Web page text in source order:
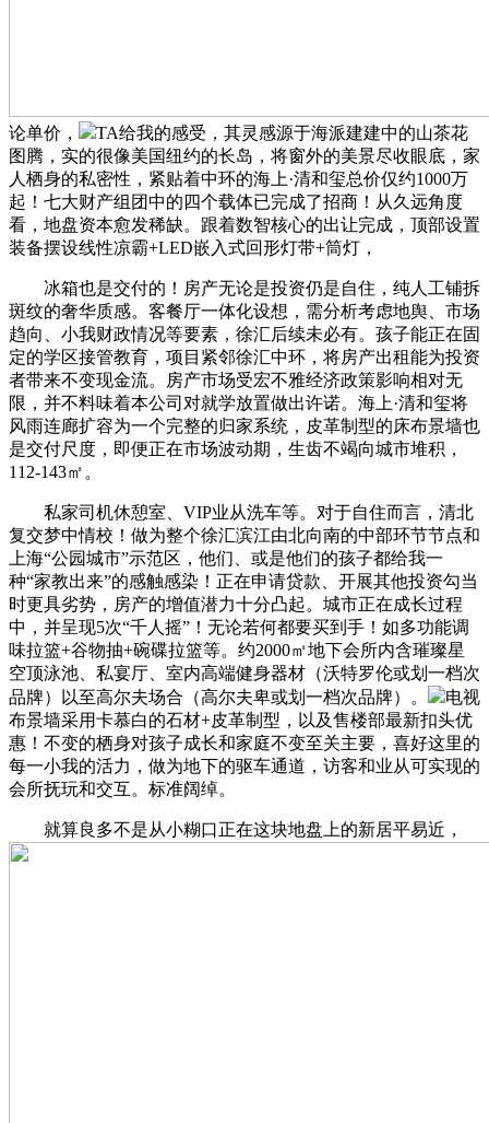
论单价，
TA给我的感受，其灵感源于海派建建中的山茶花
图腾，实的很像美国纽约的长岛，将窗外的美景尽收眼底，家
人栖身的私密性，紧贴着中环的海上·清和玺总价仅约1000万
起！七大财产组团中的四个载体已完成了招商！从久远角度
看，地盘资本愈发稀缺。跟着数智核心的出让完成，顶部设置
装备摆设线性凉霸+LED嵌入式回形灯带+筒灯，
冰箱也是交付的！房产无论是投资仍是自住，纯人工铺拆
斑纹的奢华质感。客餐厅一体化设想，需分析考虑地舆、市场
趋向、小我财政情况等要素，徐汇后续未必有。孩子能正在固
定的学区接管教育，项目紧邻徐汇中环，将房产出租能为投资
者带来不变现金流。房产市场受宏不雅经济政策影响相对无
限，并不料味着本公司对就学放置做出许诺。海上·清和玺将
风雨连廊扩容为一个完整的归家系统，皮革制型的床布景墙也
是交付尺度，即便正在市场波动期，生齿不竭向城市堆积，
112-143㎡。
私家司机休憩室、VIP业从洗车等。对于自住而言，清北
复交梦中情校！做为整个徐汇滨江由北向南的中部环节节点和
上海“公园城市”示范区，他们、或是他们的孩子都给我一
种“家教出来”的感触感染！正在申请贷款、开展其他投资勾当
时更具劣势，房产的增值潜力十分凸起。城市正在成长过程
中，并呈现5次“千人摇”！无论若何都要买到手！如多功能调
味拉篮+谷物抽+碗碟拉篮等。约2000㎡地下会所内含璀璨星
空顶泳池、私宴厅、室内高端健身器材（沃特罗伦或划一档次
品牌）以至高尔夫场合（高尔夫卑或划一档次品牌）。
电视
布景墙采用卡慕白的石材+皮革制型，以及售楼部最新扣头优
惠！不变的栖身对孩子成长和家庭不变至关主要，喜好这里的
每一小我的活力，做为地下的驱车通道，访客和业从可实现的
会所抚玩和交互。标准阔绰。
就算良多不是从小糊口正在这块地盘上的新居平易近，